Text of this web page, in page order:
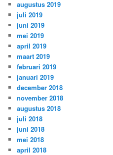
augustus 2019
juli 2019
juni 2019
mei 2019
april 2019
maart 2019
februari 2019
januari 2019
december 2018
november 2018
augustus 2018
juli 2018
juni 2018
mei 2018
april 2018